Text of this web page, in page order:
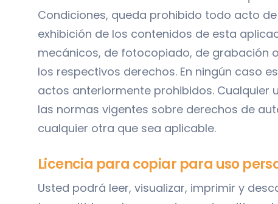
Condiciones, queda prohibido todo acto
exhibición de los contenidos de esta
mecánicos, de fotocopiado, de grabación o
los respectivos derechos. En ningún caso
actos anteriormente prohibidos. Cualquier
las normas vigentes sobre derechos de
cualquier otra que sea aplicable.
Licencia para copiar para uso
Usted podrá leer, visualizar, imprimir y